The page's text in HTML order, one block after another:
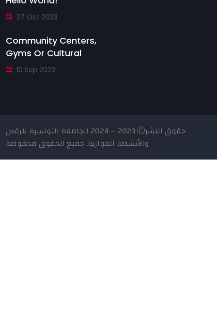
27 Oct 2023
Community Centers,
Gyms Or Cultural
10 Sep 2023
حقوق النشر
2023 – 2024 الجامعة التونسية للرقص
والأنشطة الموازية. جميع الحقوق محفوظة